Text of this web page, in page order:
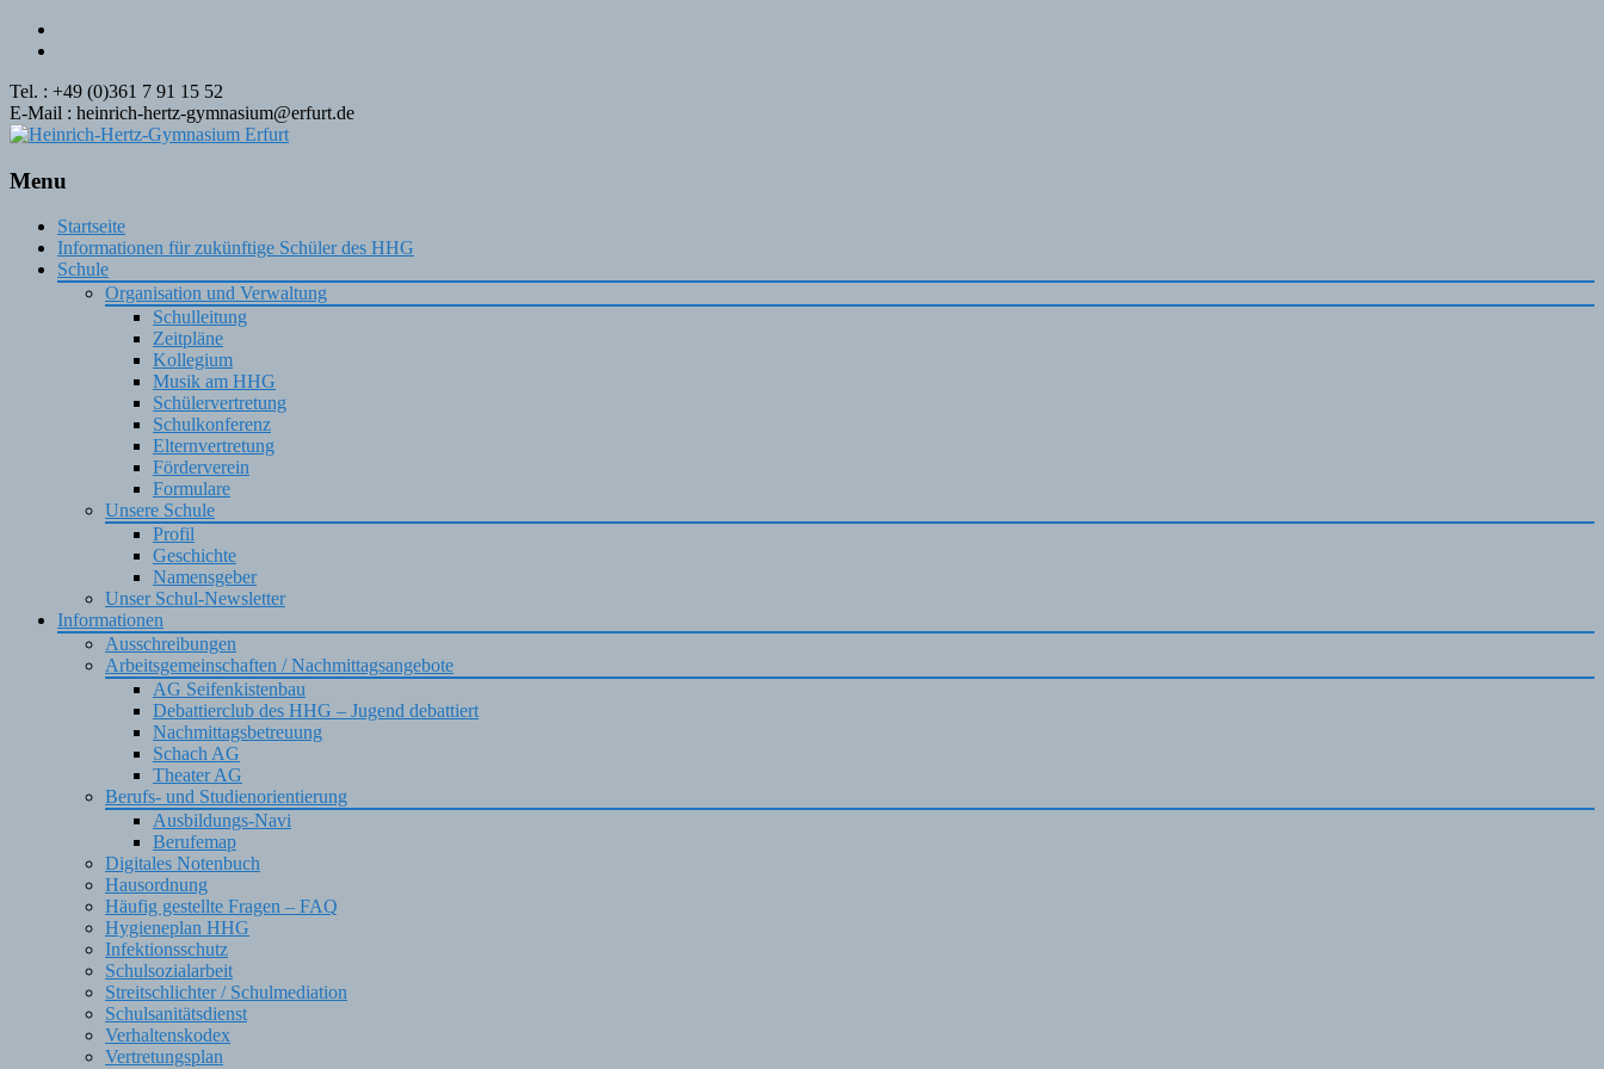
Tel. : +49 (0)361 7 91 15 52
E-Mail : heinrich-hertz-gymnasium@erfurt.de
Menu
Skip
content
Startseite
Informationen für zukünftige Schüler des HHG
Schule
Organisation und Verwaltung
Schulleitung
Zeitpläne
Kollegium
Musik am HHG
Schülervertretung
Schulkonferenz
Elternvertretung
Förderverein
Formulare
Unsere Schule
Profil
Geschichte
Namensgeber
Unser Schul-Newsletter
Informationen
Ausschreibungen
Arbeitsgemeinschaften / Nachmittagsangebote
AG Seifenkistenbau
Debattierclub des HHG – Jugend debattiert
Nachmittagsbetreuung
Schach AG
Theater AG
Berufs- und Studienorientierung
Ausbildungs-Navi
Berufemap
Digitales Notenbuch
Hausordnung
Häufig gestellte Fragen – FAQ
Hygieneplan HHG
Infektionsschutz
Schulsozialarbeit
Streitschlichter / Schulmediation
Schulsanitätsdienst
Verhaltenskodex
Vertretungsplan